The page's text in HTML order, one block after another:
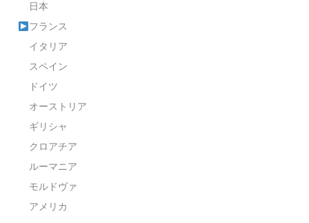
日本
フランス
イタリア
スペイン
ドイツ
オーストリア
ギリシャ
クロアチア
ルーマニア
モルドヴァ
アメリカ